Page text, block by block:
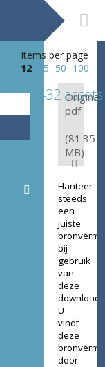
Items per page
12
25 50 100
432 assets
Original:
pdf
-
(81.35
MB)
Hanteer
steeds
een
juiste
bij
gebruik
van
deze
download.
U
vindt
deze
door